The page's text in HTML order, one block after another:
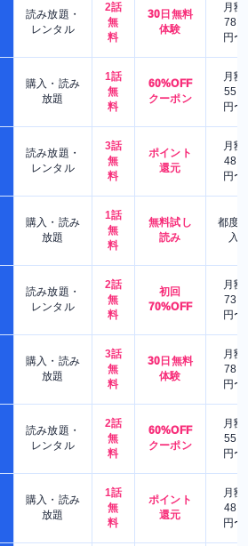
読み放題・
レンタル
2話
無
料
30日無料
体験
月額
780
円〜
購入・読み
放題
1話
無
料
60%OFF
クーポン
月額
550
円〜
読み放題・
レンタル
3話
無
料
ポイント
還元
月額
480
円〜
購入・読み
放題
1話
無
料
無料試し
読み
都度
入
読み放題・
レンタル
2話
無
料
初回
70%OFF
月額
730
円〜
購入・読み
放題
3話
無
料
30日無料
体験
月額
780
円〜
読み放題・
レンタル
2話
無
料
60%OFF
クーポン
月額
550
円〜
購入・読み
放題
1話
無
料
ポイント
還元
月額
480
円〜